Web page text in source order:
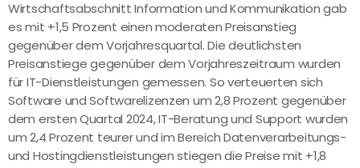
Wirtschaftsabschnitt Information und Kommunikation gab
es mit +1,5 Prozent einen moderaten Preisanstieg
gegenüber dem Vorjahresquartal. Die deutlichsten
Preisanstiege gegenüber dem Vorjahreszeitraum wurden
für IT-Dienstleistungen gemessen. So verteuerten sich
Software und Softwarelizenzen um 2,8 Prozent gegenüber
dem ersten Quartal 2024, IT-Beratung und Support wurden
um 2,4 Prozent teurer und im Bereich Datenverarbeitungs-
und Hostingdienstleistungen stiegen die Preise mit +1,8